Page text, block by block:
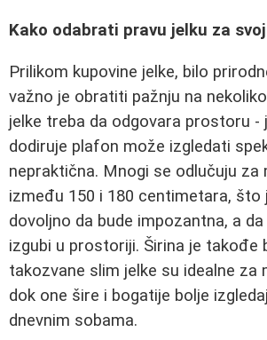
Kako odabrati pravu jelku za
Prilikom kupovine jelke, bilo
važno je obratiti pažnju na
jelke treba da odgovara prostoru -
dodiruje plafon može izgledati
nepraktična. Mnogi se odlučuju za
između 150 i 180 centimetara, što
dovoljno da bude impozantna, a
izgubi u prostoriji. Širina je takođe
takozvane slim jelke su idealne za
dok one šire i bogatije bolje
dnevnim sobama.